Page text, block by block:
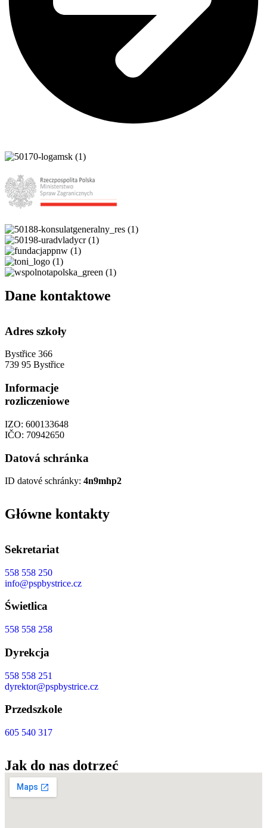
Dane kontaktowe
Adres szkoły
Bystřice 366
739 95 Bystřice
Informacje
rozliczeniowe
IZO: 600133648
IČO: 70942650
Datová schránka
ID datové schránky: 4n9mhp2
Główne kontakty
Sekretariat
558 558 250
info@pspbystrice.cz
Świetlica
558 558 258
Dyrekcja
558 558 251
dyrektor@pspbystrice.cz
Przedszkole
605 540 317
Jak do nas dotrzeć